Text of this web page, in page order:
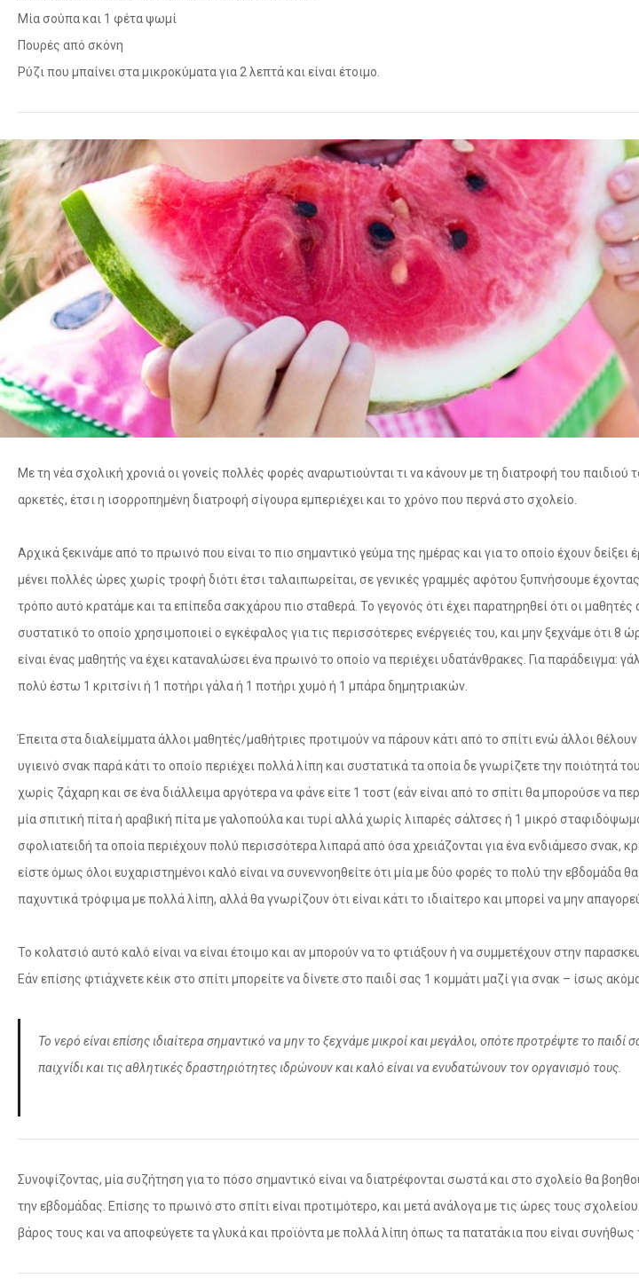
Μία σούπα και 1 φέτα ψωμί
Πουρές από σκόνη
Ρύζι που μπαίνει στα μικροκύματα για 2 λεπτά και είναι έτοιμο.
Με τη νέα σχολική χρονιά οι γονείς πολλές φορές αναρωτιούνται τι να κάνουν με τη διατροφή του
αρκετές, έτσι η ισορροπημένη διατροφή σίγουρα εμπεριέχει και το χρόνο που περνά στο σχολείο.
Αρχικά ξεκινάμε από το πρωινό που είναι το πιο σημαντικό γεύμα της ημέρας και για το οποίο έχουν
μένει πολλές ώρες χωρίς τροφή διότι έτσι ταλαιπωρείται, σε γενικές γραμμές αφότου ξυπνήσουμε
τρόπο αυτό κρατάμε και τα επίπεδα σακχάρου πιο σταθερά. Το γεγονός ότι έχει παρατηρηθεί ότι οι
συστατικό το οποίο χρησιμοποιεί ο εγκέφαλος για τις περισσότερες ενέργειές του, και μην ξεχνάμε ότι
είναι ένας μαθητής να έχει καταναλώσει ένα πρωινό το οποίο να περιέχει υδατάνθρακες. Για
πολύ έστω 1 κριτσίνι ή 1 ποτήρι γάλα ή 1 ποτήρι χυμό ή 1 μπάρα δημητριακών.
Έπειτα στα διαλείμματα άλλοι μαθητές/μαθήτριες προτιμούν να πάρουν κάτι από το σπίτι ενώ άλλοι
υγιεινό σνακ παρά κάτι το οποίο περιέχει πολλά λίπη και συστατικά τα οποία δε γνωρίζετε την ποιότητά
χωρίς ζάχαρη και σε ένα διάλλειμα αργότερα να φάνε είτε 1 τοστ (εάν είναι από το σπίτι θα μπορούσε να
μία σπιτική πίτα ή αραβική πίτα με γαλοπούλα και τυρί αλλά χωρίς λιπαρές σάλτσες ή 1 μικρό
σφολιατειδή τα οποία περιέχουν πολύ περισσότερα λιπαρά από όσα χρειάζονται για ένα ενδιάμεσο σνακ,
είστε όμως όλοι ευχαριστημένοι καλό είναι να συνεννοηθείτε ότι μία με δύο φορές το πολύ την εβδομάδα
παχυντικά τρόφιμα με πολλά λίπη, αλλά θα γνωρίζουν ότι είναι κάτι το ιδιαίτερο και μπορεί να μην
Το κολατσιό αυτό καλό είναι να είναι έτοιμο και αν μπορούν να το φτιάξουν ή να συμμετέχουν στην
Εάν επίσης φτιάχνετε κέικ στο σπίτι μπορείτε να δίνετε στο παιδί σας 1 κομμάτι μαζί για σνακ – ίσως
Το νερό είναι επίσης ιδιαίτερα σημαντικό να μην το ξεχνάμε μικροί και μεγάλοι, οπότε προτρέψτε το παιδί
παιχνίδι και τις αθλητικές δραστηριότητες ιδρώνουν και καλό είναι να ενυδατώνουν τον οργανισμό τους.
Συνοψίζοντας, μία συζήτηση για το πόσο σημαντικό είναι να διατρέφονται σωστά και στο σχολείο θα
την εβδομάδας. Επίσης το πρωινό στο σπίτι είναι προτιμότερο, και μετά ανάλογα με τις ώρες τους
βάρος τους και να αποφεύγετε τα γλυκά και προϊόντα με πολλά λίπη όπως τα πατατάκια που είναι συνήθως